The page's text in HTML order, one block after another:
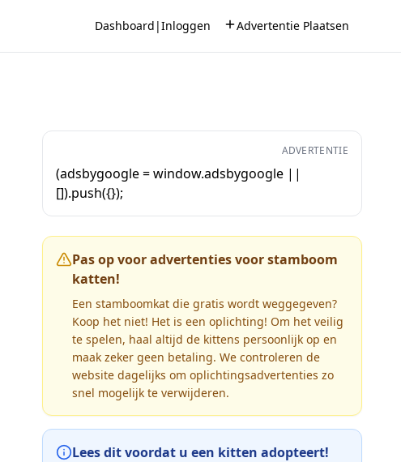
Dashboard |Inloggen Advertentie Plaatsen
ADVERTENTIE
(adsbygoogle = window.adsbygoogle ||
[]).push({});
Pas op voor advertenties voor stamboom
katten!
Een stamboomkat die gratis wordt weggegeven?
Koop het niet! Het is een oplichting! Om het veilig
te spelen, haal altijd de kittens persoonlijk op en
maak zeker geen betaling. We controleren de
website dagelijks om oplichtingsadvertenties zo
snel mogelijk te verwijderen.
Lees dit voordat u een kitten adopteert!